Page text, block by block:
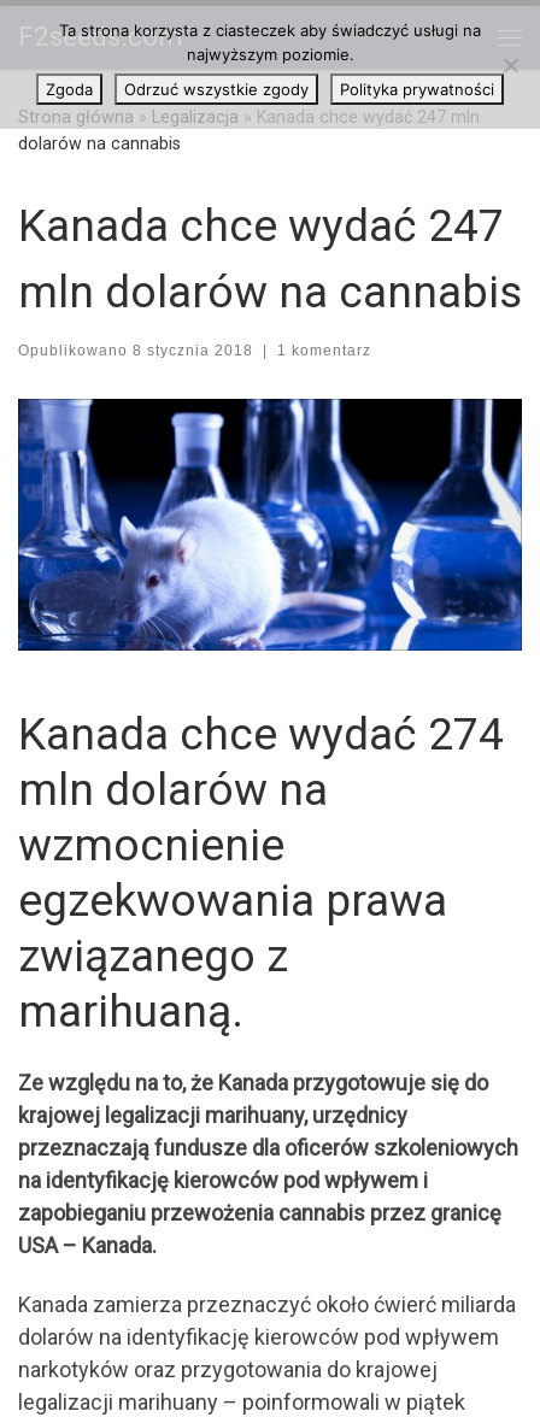
Przejdź do treści
F2seeds.com
Strona główna » Legalizacja » Kanada chce wydać 247 mln
dolarów na cannabis
Kanada chce wydać 247
mln dolarów na cannabis
Opublikowano 8 stycznia 2018 | 1 komentarz
Kanada chce wydać 274
mln dolarów na
wzmocnienie
egzekwowania prawa
związanego z
marihuaną.
Ze względu na to, że Kanada przygotowuje się do
krajowej legalizacji marihuany, urzędnicy
przeznaczają fundusze dla oficerów szkoleniowych
na identyfikację kierowców pod wpływem i
zapobieganiu przewożenia cannabis przez granicę
USA – Kanada.
Kanada zamierza przeznaczyć około ćwierć miliarda
dolarów na identyfikację kierowców pod wpływem
narkotyków oraz przygotowania do krajowej
legalizacji marihuany – poinformowali w piątek
Ta strona korzysta z ciasteczek aby świadczyć usługi na
najwyższym poziomie.
Zgoda
Odrzuć wszystkie zgody Polityka prywatności